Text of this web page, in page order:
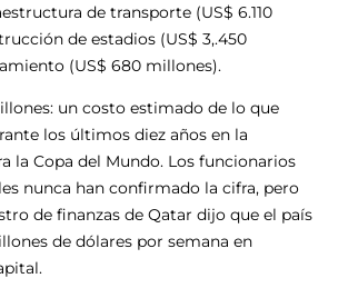
de transporte (US$ 6.110
de estadios (US$ 3,.450
(US$ 680 millones).
un costo estimado de lo que
los últimos diez años en la
la Copa del Mundo. Los funcionarios
nunca han confirmado la cifra, pero
de finanzas de Qatar dijo que el país
de dólares por semana en